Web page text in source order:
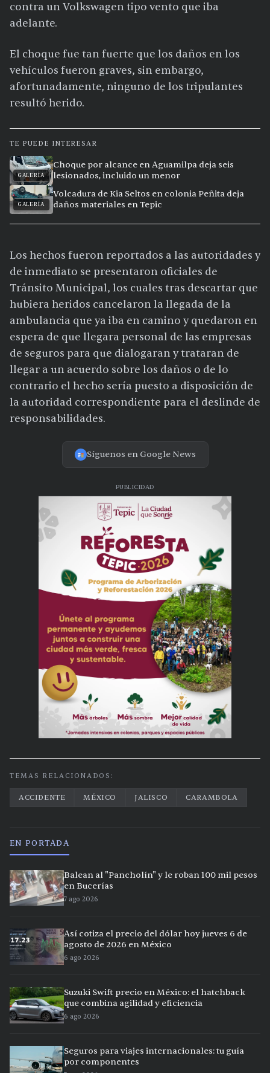
contra un Volkswagen tipo vento que iba
adelante.
El choque fue tan fuerte que los daños en los
vehículos fueron graves, sin embargo,
afortunadamente, ninguno de los tripulantes
resultó herido.
TE PUEDE INTERESAR
GALERÍA
Choque por alcance en Aguamilpa deja seis
lesionados, incluido un menor
GALERÍA
Volcadura de Kia Seltos en colonia Peñita deja
daños materiales en Tepic
Los hechos fueron reportados a las autoridades y
de inmediato se presentaron oficiales de
Tránsito Municipal, los cuales tras descartar que
hubiera heridos cancelaron la llegada de la
ambulancia que ya iba en camino y quedaron en
espera de que llegara personal de las empresas
de seguros para que dialogaran y trataran de
llegar a un acuerdo sobre los daños o de lo
contrario el hecho sería puesto a disposición de
la autoridad correspondiente para el deslinde de
responsabilidades.
Síguenos en Google News
PUBLICIDAD
TEMAS RELACIONADOS:
ACCIDENTE MÉXICO JALISCO CARAMBOLA
EN PORTADA
Balean al "Pancholín" y le roban 100 mil pesos
en Bucerías
7 ago 2026
Así cotiza el precio del dólar hoy jueves 6 de
agosto de 2026 en México
6 ago 2026
Suzuki Swift precio en México: el hatchback
que combina agilidad y eficiencia
6 ago 2026
Seguros para viajes internacionales: tu guía
por componentes